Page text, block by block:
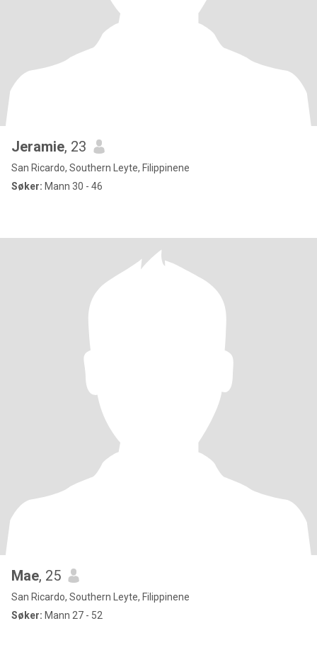
Jeramie, 23
San Ricardo, Southern Leyte, Filippinene
Søker: Mann 30 - 46
Mae, 25
San Ricardo, Southern Leyte, Filippinene
Søker: Mann 27 - 52